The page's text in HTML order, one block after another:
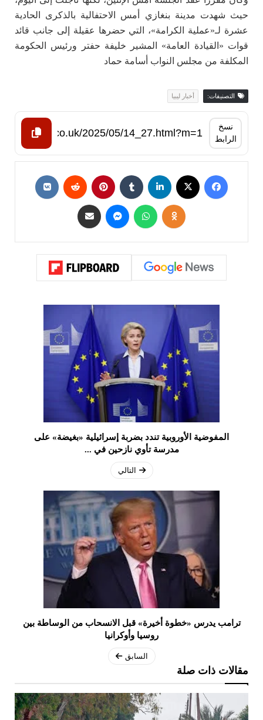
حيث شهدت مدينة بنغازي أمس الاحتفالية بالذكرى الحادية
عشرة لـ«عملية الكرامة»، التي حضرها عقيلة إلى جانب قائد
قوات «القيادة العامة» المشير خليفة حفتر ورئيس الحكومة
المكلفة من مجلس النواب أسامة حماد
التصنيفات: أخبار ليبيا
نسخ
الرابط
المفوضية الأوروبية تندد بضربة إسرائيلية «بغيضة» على
مدرسة تأوي نازحين في ...
التالي
ترامب يدرس «خطوة أخيرة» قبل الانسحاب من الوساطة بين
روسيا وأوكرانيا
السابق
مقالات ذات صلة